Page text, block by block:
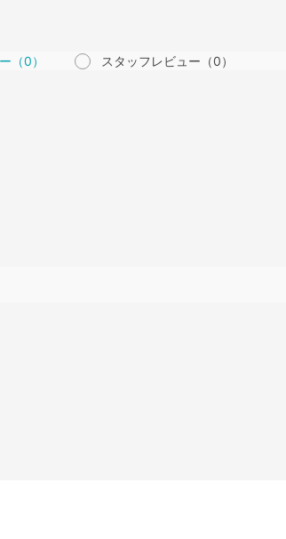
（0） スタッフレビュー （0）